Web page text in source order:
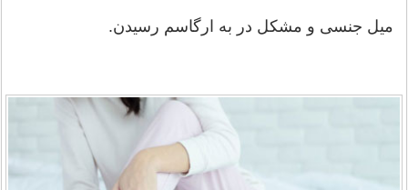
میل جنسی و مشکل در به ارگاسم رسیدن.